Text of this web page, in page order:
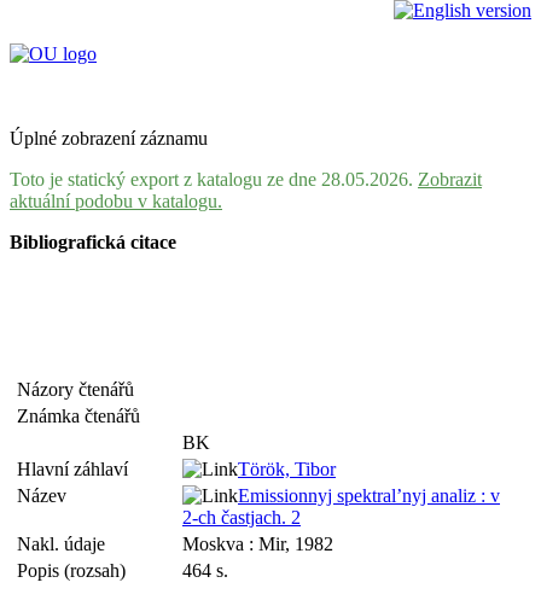
Úplné zobrazení záznamu
Toto je statický export z katalogu ze dne 28.05.2026. Zobrazit
aktuální podobu v katalogu.
Bibliografická citace
Názory čtenářů
Známka čtenářů
BK
Hlavní záhlaví
Török, Tibor
Název
Emissionnyj spektral’nyj analiz : v
2-ch častjach. 2
Nakl. údaje
Moskva : Mir, 1982
Popis (rozsah)
464 s.